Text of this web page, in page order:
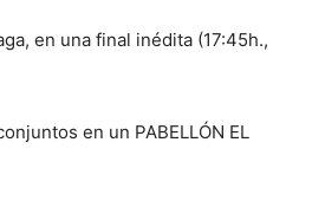
en una final inédita (17:45h.,
en un PABELLÓN EL